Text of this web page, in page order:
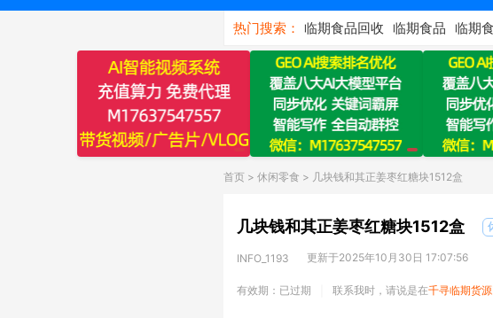
热门搜索： 临期食品回收 临期食品 临期
首页 > 休闲零食 > 几块钱和其正姜枣红糖块1512盒
几块钱和其正姜枣红糖块1512盒
INFO_1193 更新于2025年10月30日 17:07:56
有效期：已过期 联系我时，请说是在千寻临期货